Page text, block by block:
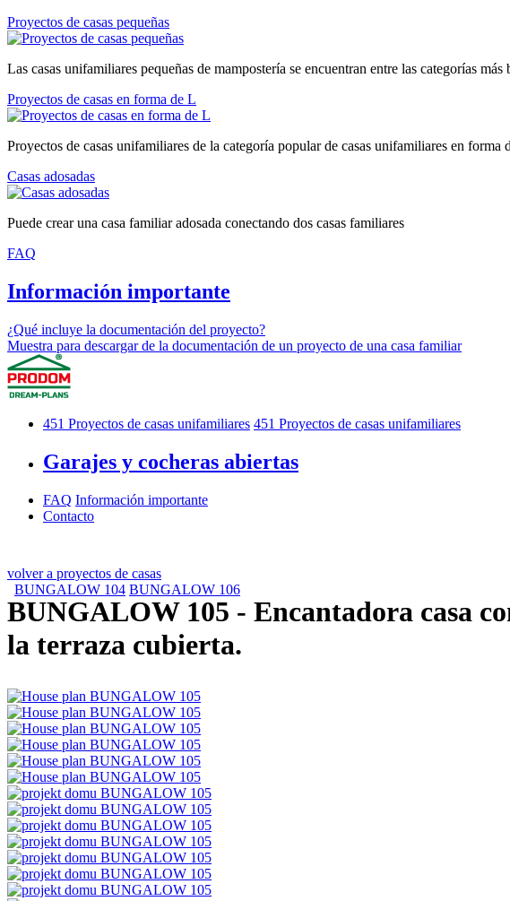
Proyectos de casas pequeñas
Las casas unifamiliares pequeñas de mampostería se encuentran entre las categorías más
Proyectos de casas en forma de L
Proyectos de casas unifamiliares de la categoría popular de casas unifamiliares en forma
Casas adosadas
Puede crear una casa familiar adosada conectando dos casas familiares
FAQ
Información importante
¿Qué incluye la documentación del proyecto?
Muestra para descargar de la documentación de un proyecto de una casa familiar
451 Proyectos de casas unifamiliares 451 Proyectos de casas unifamiliares
Garajes y cocheras abiertas
FAQ Información importante
Contacto
volver a proyectos de casas
BUNGALOW 104 BUNGALOW 106
BUNGALOW 105 - Encantadora casa
la terraza cubierta.